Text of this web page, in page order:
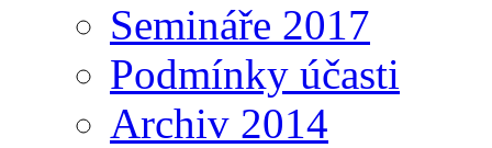
Semináře 2017
Podmínky účasti
Archiv 2014